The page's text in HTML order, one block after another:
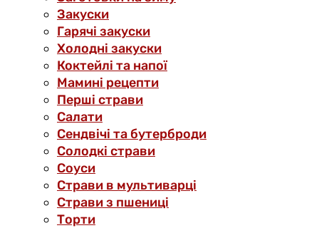
Закуски
Гарячі закуски
Холодні закуски
Коктейлі та напої
Мамині рецепти
Перші страви
Салати
Сендвічі та бутерброди
Солодкі страви
Соуси
Страви в мультиварці
Страви з пшениці
Торти